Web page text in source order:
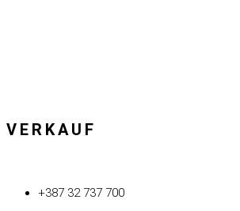
VERKAUF
+387 32 737 700